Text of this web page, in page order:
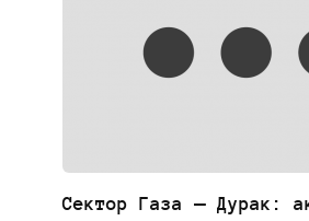
Сектор Газа — Дурак: